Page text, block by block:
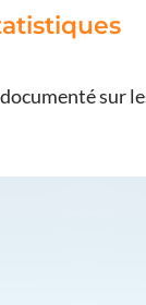
sur